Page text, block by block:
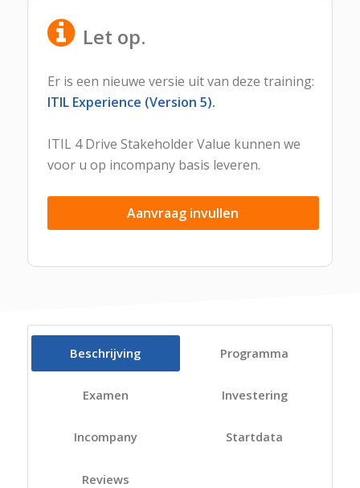
Let op.
Er is een nieuwe versie uit van deze training:
ITIL Experience (Version 5).
ITIL 4 Drive Stakeholder Value kunnen we
voor u op incompany basis leveren.
Aanvraag invullen
Beschrijving Programma
Examen Investering
Incompany Startdata
Reviews